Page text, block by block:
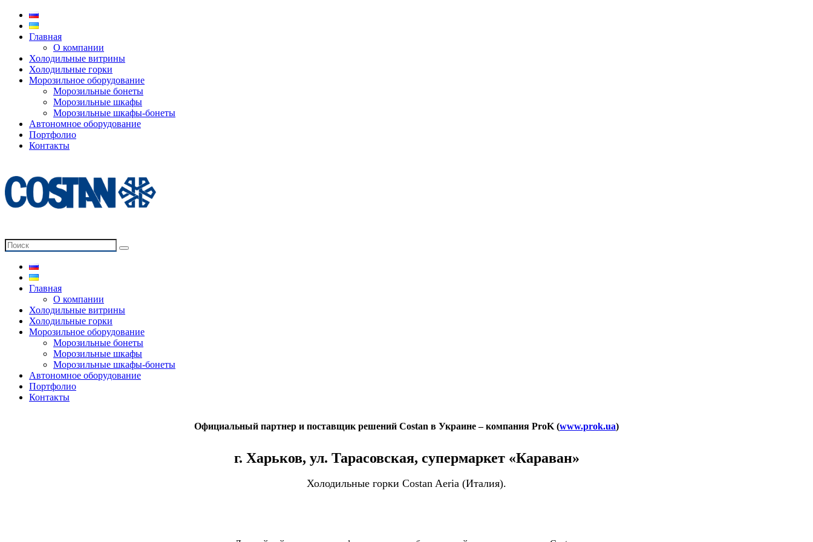
Главная
О компании
Холодильные витрины
Холодильные горки
Морозильное оборудование
Морозильные бонеты
Морозильные шкафы
Морозильные шкафы-бонеты
Автономное оборудование
Портфолио
Контакты
Главная
О компании
Холодильные витрины
Холодильные горки
Морозильное оборудование
Морозильные бонеты
Морозильные шкафы
Морозильные шкафы-бонеты
Автономное оборудование
Портфолио
Контакты
Официальный партнер и поставщик решений Costan в Украине – компания ProK (www.prok.ua)
г. Харьков, ул. Тарасовская, супермаркет «Караван»
Холодильные горки Costan Aeria (Италия).